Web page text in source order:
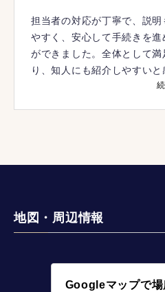
担当者の対応が丁寧で、説明
やすく、安心して手続きを進
ができました。全体として満
り、知人にも紹介しやすいと
地図・周辺情報
Googleマップで場